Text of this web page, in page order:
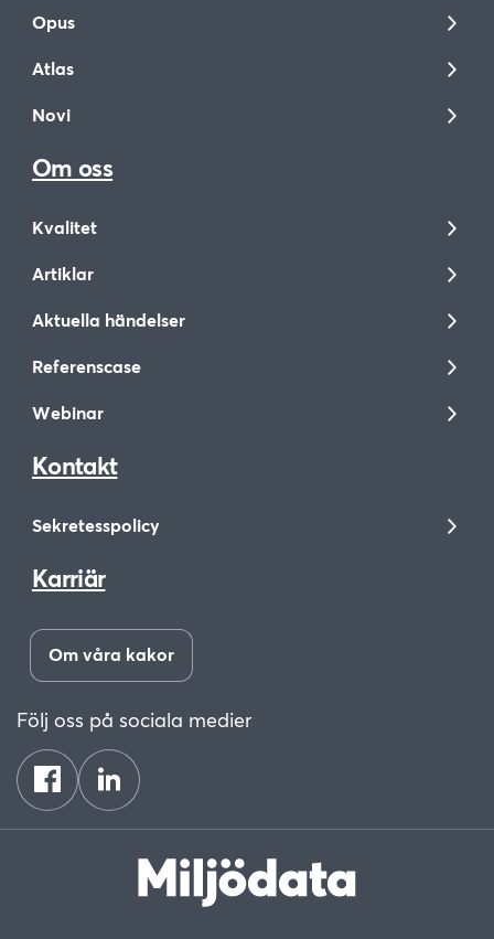
Opus
Atlas
Novi
Om oss
Kvalitet
Artiklar
Aktuella händelser
Referenscase
Webinar
Kontakt
Sekretesspolicy
Karriär
Om våra kakor
Följ oss på sociala medier